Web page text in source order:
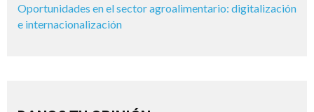
Oportunidades en el sector agroalimentario: digitalización
e internacionalización